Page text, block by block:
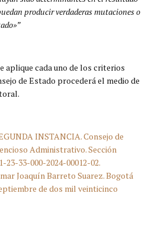
producir verdaderas mutaciones o
aplique cada uno de los criterios
de Estado procederá el medio de
INSTANCIA. Consejo de
Administrativo. Sección
23-33-000-2024-00012-02.
Joaquín Barreto Suarez. Bogotá
de dos mil veinticinco